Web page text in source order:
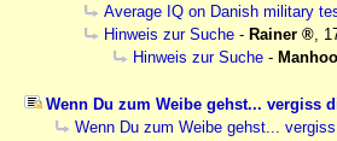
Average IQ on Danish military
Hinweis zur Suche - Rainer ,
Hinweis zur Suche -
Wenn Du zum Weibe gehst... vergiss
Wenn Du zum Weibe gehst...